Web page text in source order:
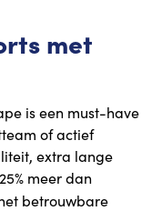
met
is een must-have
of actief
extra lange
meer dan
betrouwbare